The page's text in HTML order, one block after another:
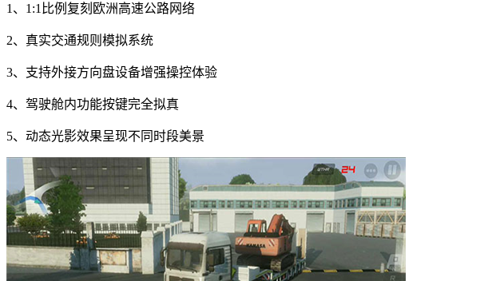
1、1:1比例复刻欧洲高速公路网络
2、真实交通规则模拟系统
3、支持外接方向盘设备增强操控体验
4、驾驶舱内功能按键完全拟真
5、动态光影效果呈现不同时段美景